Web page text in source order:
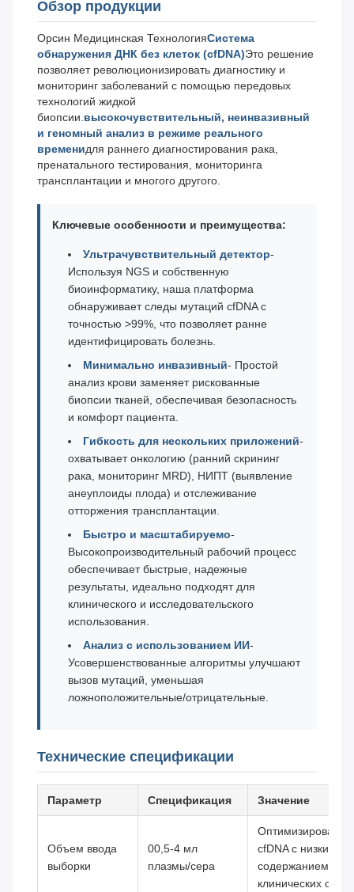
Обзор продукции
Орсин Медицинская ТехнологияСистема
обнаружения ДНК без клеток (cfDNA)Это решение
позволяет революционизировать диагностику и
мониторинг заболеваний с помощью передовых
технологий жидкой
биопсии.высокочувствительный, неинвазивный
и геномный анализ в режиме реального
временидля раннего диагностирования рака,
пренатального тестирования, мониторинга
трансплантации и многого другого.
Ключевые особенности и преимущества:
Ультрачувствительный детектор-
Используя NGS и собственную
биоинформатику, наша платформа
обнаруживает следы мутаций cfDNA с
точностью >99%, что позволяет ранне
идентифицировать болезнь.
Минимально инвазивный- Простой
анализ крови заменяет рискованные
биопсии тканей, обеспечивая безопасность
и комфорт пациента.
Гибкость для нескольких приложений-
охватывает онкологию (ранний скрининг
рака, мониторинг MRD), НИПТ (выявление
анеуплоиды плода) и отслеживание
отторжения трансплантации.
Быстро и масштабируемо-
Высокопроизводительный рабочий процесс
обеспечивает быстрые, надежные
результаты, идеально подходят для
клинического и исследовательского
использования.
Анализ с использованием ИИ-
Усовершенствованные алгоритмы улучшают
вызов мутаций, уменьшая
ложноположительные/отрицательные.
Технические спецификации
Параметр Спецификация Значение
Объем ввода
выборки
00,5-4 мл
плазмы/сера
Оптимизировано
cfDNA с низким
содержанием в
клинических